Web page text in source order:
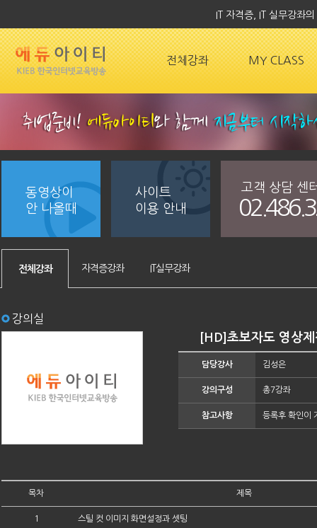
IT 자격증, IT 실무강좌
전체강좌 MY CLASS
동영상이
안 나올때
사이트
이용 안내
고객 상담 센
전체강좌 자격증강좌 IT실무강좌
강의실
[HD]초보자도 영상
담당강사 김성은
강의구성 총7강좌
참고사항 등록후 확인이
목차 제목
1 스틸 컷 이미지 화면설정과 셋팅